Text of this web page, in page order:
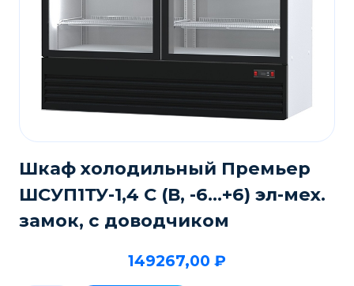
Шкаф холодильный Премьер
ШСУП1ТУ-1,4 С (В, -6…+6) эл-мех.
замок, с доводчиком
149267,00 ₽